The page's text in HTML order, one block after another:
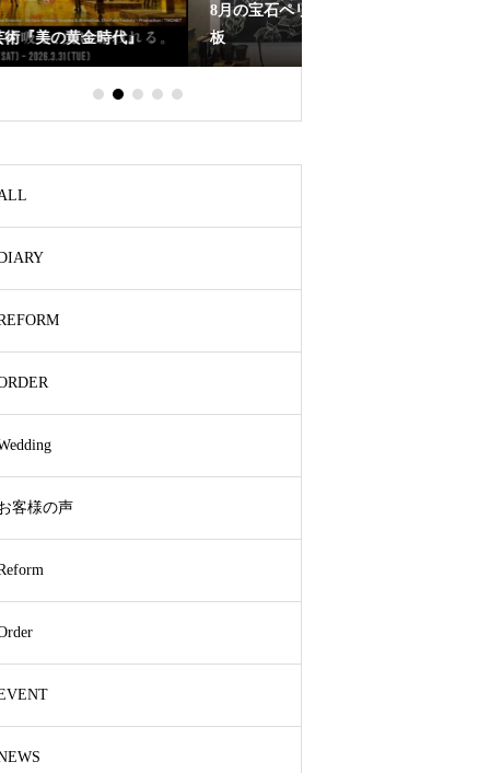
月の宝石ペリドットとホップを描いた黒
客様の声